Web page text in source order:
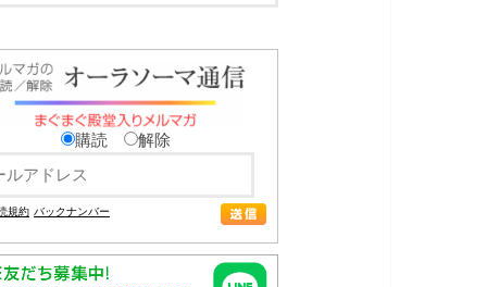
購読 解除
規約 バックナンバー